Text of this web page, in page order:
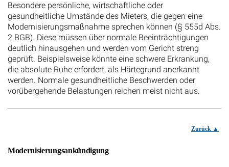
Besondere persönliche, wirtschaftliche oder
gesundheitliche Umstände des Mieters, die gegen eine
Modernisierungsmaßnahme sprechen können (§ 555d Abs.
2 BGB). Diese müssen über normale Beeinträchtigungen
deutlich hinausgehen und werden vom Gericht streng
geprüft. Beispielsweise könnte eine schwere Erkrankung,
die absolute Ruhe erfordert, als Härtegrund anerkannt
werden. Normale gesundheitliche Beschwerden oder
vorübergehende Belastungen reichen meist nicht aus.
Zurück
Modernisierungsankündigung